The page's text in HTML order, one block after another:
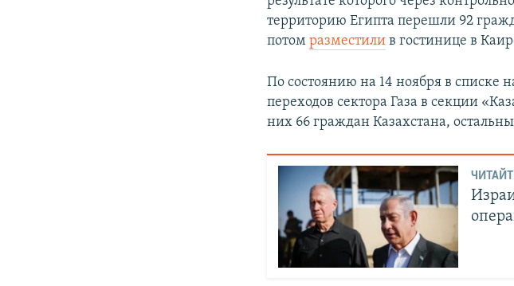
территорию Египта перешли 92
потомразместили в гостинице в
По состоянию на 14 ноября в списке
переходов сектора Газа в секции
них 66 граждан Казахстана,